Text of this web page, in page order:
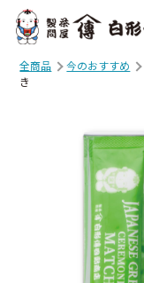
全商品 今のおすすめ
き